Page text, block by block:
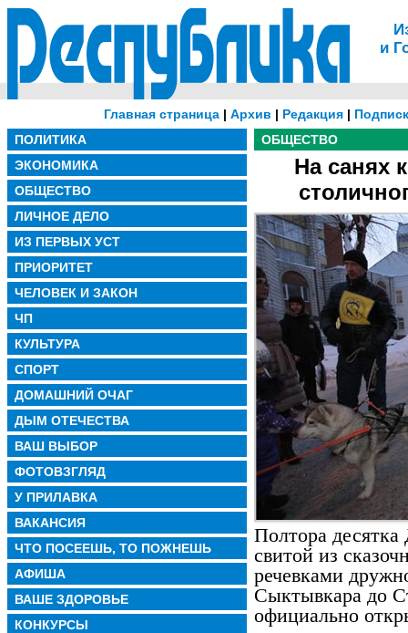
и
Главная страница| Архив | Редакция|
ПОЛИТИКА
ЭКОНОМИКА
ОБЩЕСТВО
ЛИЧНОЕ ДЕЛО
ИЗ ПЕРВЫХ УСТ
ПРИОРИТЕТ
ЧЕЛОВЕК И ЗАКОН
ЧП
КУЛЬТУРА
СПОРТ
ДОМАШНИЙ ОЧАГ
ДЫМ ОТЕЧЕСТВА
ВАШ ВЫБОР
ФОТОВЗГЛЯД
У ПРИЛАВКА
ВАКАНСИЯ
ЧТО ПОСЕЕШЬ, ТО ПОЖНЕШЬ
АФИША
ВАШЕ ЗДОРОВЬЕ
КОНКУРСЫ
ОБЩЕСТВО
На санях
Полтора
свитой из
речевками
Сыктывкара до
официально